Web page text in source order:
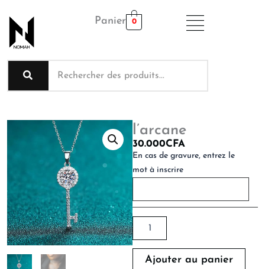
contenu
Panier 0
l’arcane
30.000CFA
En cas de gravure, entrez le
mot à inscrire
quantité
de
l'arcane
Ajouter au panier